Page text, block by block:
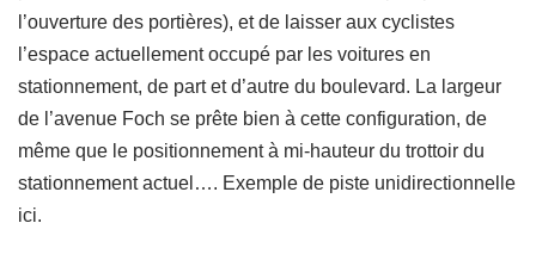
l’ouverture des portières), et de laisser aux cyclistes
l’espace actuellement occupé par les voitures en
stationnement, de part et d’autre du boulevard. La largeur
de l’avenue Foch se prête bien à cette configuration, de
même que le positionnement à mi-hauteur du trottoir du
stationnement actuel…. Exemple de piste unidirectionnelle
ici.